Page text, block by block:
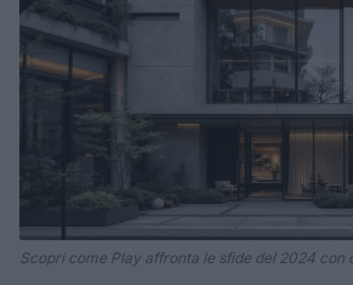
Scopri come Play affronta le sfide del 2024 con